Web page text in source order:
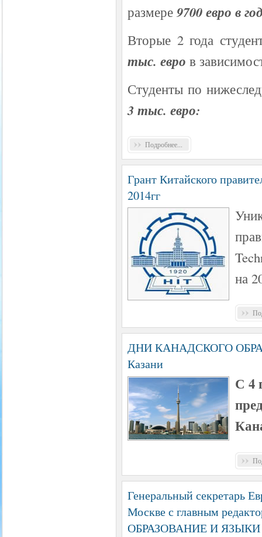
размере 9700 евро в год
Вторые 2 года
тыс. евро в
Студенты по
3 тыс. евро:
Подробнее...
Грант Китайского
2014гг
на
ДНИ КАНАДСКОГО
Казани
С 4
Генеральный секретарь
Москве с главным
ОБРАЗОВАНИЕ И ЯЗЫКИ